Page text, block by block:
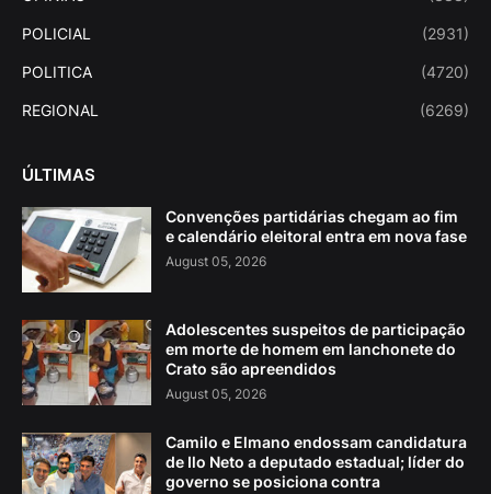
POLICIAL (2931)
POLITICA (4720)
REGIONAL (6269)
ÚLTIMAS
Convenções partidárias chegam ao fim
e calendário eleitoral entra em nova fase
August 05, 2026
Adolescentes suspeitos de participação
em morte de homem em lanchonete do
Crato são apreendidos
August 05, 2026
Camilo e Elmano endossam candidatura
de Ilo Neto a deputado estadual; líder do
governo se posiciona contra